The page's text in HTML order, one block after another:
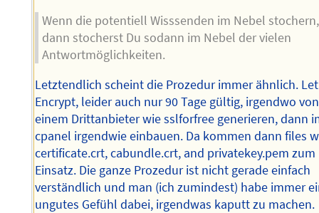
Wenn die potentiell Wisssenden im Nebel stochern,
dann stocherst Du sodann im Nebel der vielen
Antwortmöglichkeiten.
Letztendlich scheint die Prozedur immer ähnlich.
Encrypt, leider auch nur 90 Tage gültig, irgendwo von
einem Drittanbieter wie sslforfree generieren, dann
cpanel irgendwie einbauen. Da kommen dann files
certificate.crt, cabundle.crt, and privatekey.pem zum
Einsatz. Die ganze Prozedur ist nicht gerade einfach
verständlich und man (ich zumindest) habe immer
ungutes Gefühl dabei, irgendwas kaputt zu machen.